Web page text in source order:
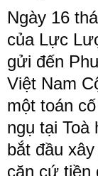
Ngày 16
của Lực
gửi đến
Việt Nam
một toán
ngụ tại Toà
bắt đầu
căn cứ tiền